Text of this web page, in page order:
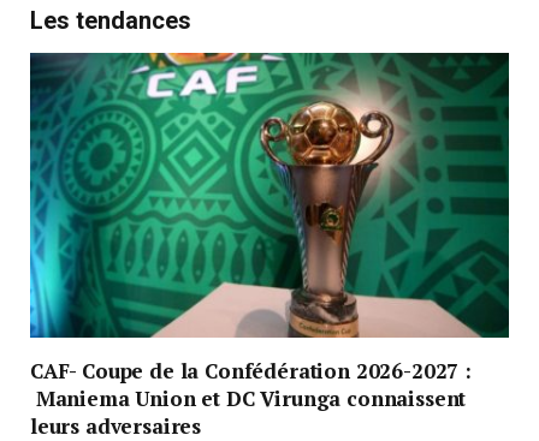
Les tendances
CAF- Coupe de la Confédération 2026-2027 :
Maniema Union et DC Virunga connaissent
leurs adversaires